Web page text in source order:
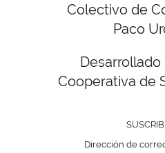
Colectivo de
Paco
Cooperativa de
Dirección de